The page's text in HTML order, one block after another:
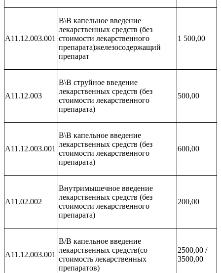
А11.12.003.001
В\В капельное введение
лекарственных средств (без
стоимости лекарственного
препарата)железосодержащий
препарат
1 500,00
А11.12.003
В\В струйное введение
лекарственных средств (без
стоимости лекарственного
препарата)
500,00
А11.12.003.001
В\В капельное введение
лекарственных средств (без
стоимости лекарственного
препарата)
600,00
А11.02.002
Внутримышечное введение
лекарственных средств (без
стоимости лекарственного
препарата)
200,00
А11.12.003.001
В/В капельное введение
лекарственных средств(со
стоимость лекарственных
препаратов)
2500,00 /
3500,00